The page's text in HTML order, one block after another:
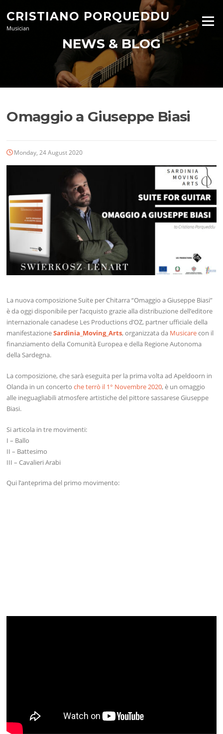
content
CRISTIANO PORQUEDDU
Musician
Menu
NEWS & BLOG
Omaggio a Giuseppe Biasi
Monday, 24 August 2020
La nuova composizione Suite per Chitarra “Omaggio a Giuseppe Biasi”
è da oggi disponibile per l’acquisto grazie alla distribuzione dell’editore
internazionale canadese Les Productions d’OZ, partner ufficiale della
manifestazioneSardinia_Moving_Arts, organizzata da Musicarecon il
finanziamento della Comunità Europea e della Regione Autonoma
della Sardegna.
La composizione, che sarà eseguita per la prima volta ad Apeldoorn in
Olanda in un concertoche terrò il 1° Novembre 2020, è un omaggio
alle ineguagliabili atmosfere artistiche del pittore sassarese Giuseppe
Biasi.
Si articola in tre movimenti:
I – Ballo
II – Battesimo
III – Cavalieri Arabi
Qui l’anteprima del primo movimento: